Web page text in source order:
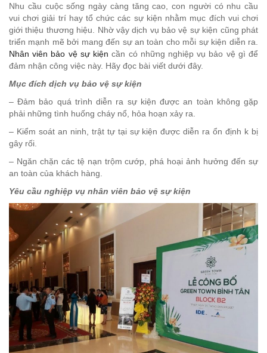
Nhu cầu cuộc sống ngày càng tăng cao, con người có nhu cầu
vui chơi giải trí hay tổ chức các sự kiện nhằm mục đích vui chơi
giới thiệu thương hiệu. Nhờ vậy dịch vụ bảo vệ sự kiện cũng phát
triển mạnh mẽ bởi mang đến sự an toàn cho mỗi sự kiện diễn ra.
Nhân viên bảo vệ sự kiện cần có những nghiệp vụ bảo vệ gì để
đảm nhận công việc này. Hãy đọc bài viết dưới đây.
Mục đích dịch vụ bảo vệ sự kiện
– Đảm bảo quá trình diễn ra sự kiện được an toàn không gặp
phải những tình huống cháy nổ, hỏa hoạn xảy ra.
– Kiểm soát an ninh, trật tự tại sự kiện được diễn ra ổn định k bị
gây rối.
– Ngăn chặn các tệ nạn trộm cướp, phá hoại ảnh hưởng đến sự
an toàn của khách hàng.
Yêu cầu nghiệp vụ nhân viên bảo vệ sự kiện